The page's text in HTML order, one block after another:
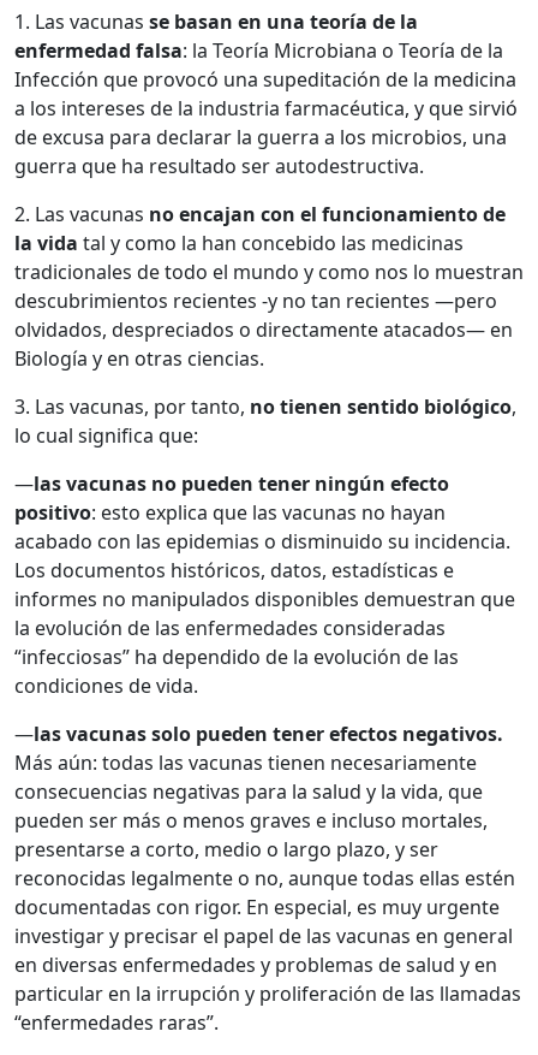
1. Las vacunas se basan en una teoría de la
enfermedad falsa: la Teoría Microbiana o Teoría de la
Infección que provocó una supeditación de la medicina
a los intereses de la industria farmacéutica, y que sirvió
de excusa para declarar la guerra a los microbios, una
guerra que ha resultado ser autodestructiva.
2. Las vacunas no encajan con el funcionamiento de
la vida tal y como la han concebido las medicinas
tradicionales de todo el mundo y como nos lo muestran
descubrimientos recientes -y no tan recientes —pero
olvidados, despreciados o directamente atacados— en
Biología y en otras ciencias.
3. Las vacunas, por tanto, no tienen sentido biológico,
lo cual significa que:
—las vacunas no pueden tener ningún efecto
positivo: esto explica que las vacunas no hayan
acabado con las epidemias o disminuido su incidencia.
Los documentos históricos, datos, estadísticas e
informes no manipulados disponibles demuestran que
la evolución de las enfermedades consideradas
“infecciosas” ha dependido de la evolución de las
condiciones de vida.
—las vacunas solo pueden tener efectos negativos.
Más aún: todas las vacunas tienen necesariamente
consecuencias negativas para la salud y la vida, que
pueden ser más o menos graves e incluso mortales,
presentarse a corto, medio o largo plazo, y ser
reconocidas legalmente o no, aunque todas ellas estén
documentadas con rigor. En especial, es muy urgente
investigar y precisar el papel de las vacunas en general
en diversas enfermedades y problemas de salud y en
particular en la irrupción y proliferación de las llamadas
“enfermedades raras”.